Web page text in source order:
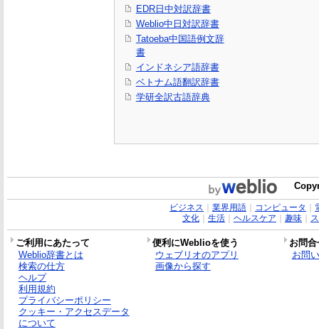
EDR日中対訳辞書
Weblio中日対訳辞書
Tatoeba中国語例文辞
書
インドネシア語辞書
ベトナム語翻訳辞書
学研全訳古語辞典
ビジネス 業界用語｜ コンピュータ
文化｜ 生活｜ ヘルスケア 趣味｜
ご利用にあたって 便利にWeblioを使う
お問
Weblio辞書とは
検索の仕方
ヘルプ
利用規約
プライバシーポリシー
クッキー・アクセスデータ
について
ウェブリオのアプリ
画像から探す
お問